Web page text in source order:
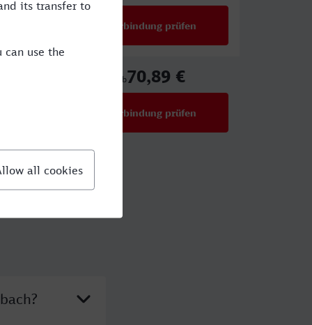
Verbindung prüfen
ab70,89 €
Verbindung prüfen